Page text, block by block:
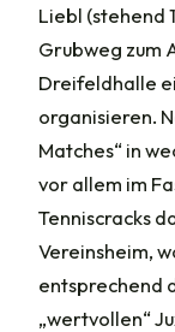
Liebl (stehend
Grubweg zum
Dreifeldhalle
organisieren.
Matches“ in
vor allem im
Tenniscracks
Vereinsheim,
entsprechend
„wertvollen“